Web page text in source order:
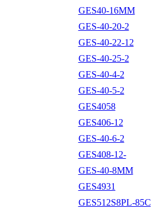
GES40-16MM
GES-40-20-2
GES-40-22-12
GES-40-25-2
GES-40-4-2
GES-40-5-2
GES4058
GES406-12
GES-40-6-2
GES408-12-
GES-40-8MM
GES4931
GES512S8PL-85C